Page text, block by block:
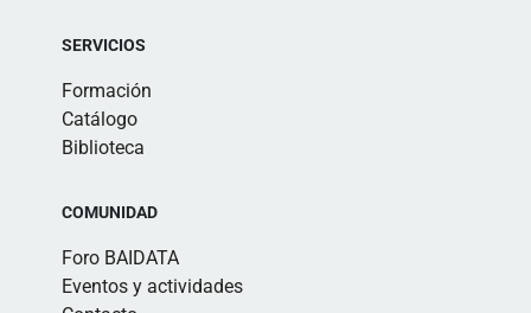
SERVICIOS
Formación
Catálogo
Biblioteca
COMUNIDAD
Foro BAIDATA
Eventos y actividades